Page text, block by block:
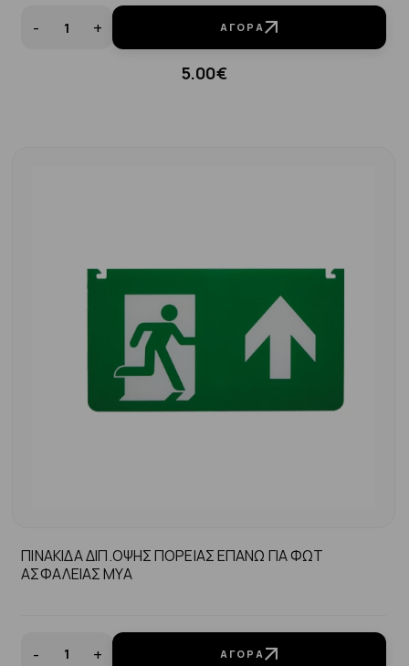
- + ΑΓΟΡΆ
5.00€
ΠΙΝΑΚΙΔΑ ΔΙΠ.ΟΨΗΣ ΠΟΡΕΙΑΣ ΕΠΑΝΩ ΓΙΑ ΦΩΤ
ΑΣΦΑΛΕΙΑΣ MYA
- + ΑΓΟΡΆ